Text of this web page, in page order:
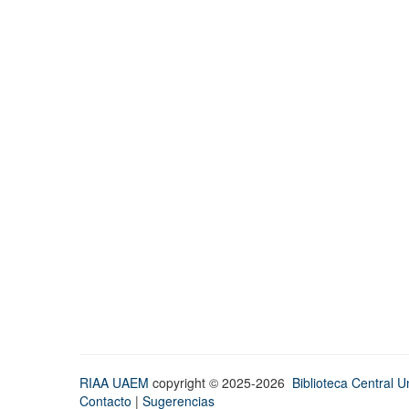
RIAA UAEM copyright © 2025-2026 Biblioteca Central
Contacto | Sugerencias